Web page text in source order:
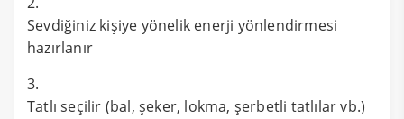
Sevdiğiniz kişiye yönelik enerji yönlendirmesi
hazırlanır
Tatlı seçilir (bal, şeker, lokma, şerbetli tatlılar vb.)